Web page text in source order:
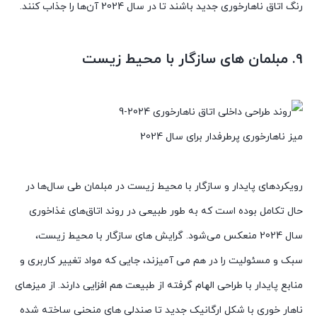
رنگ اتاق ناهارخوری جدید باشند تا در سال 2024 آن‌ها را جذاب کنند.
9. مبلمان های سازگار با محیط زیست
میز ناهارخوری پرطرفدار برای سال 2024
رویکردهای پایدار و سازگار با محیط زیست در مبلمان طی سال‌ها در
حال تکامل بوده است که به طور طبیعی در روند اتاق‌های غذاخوری
سال 2024 منعکس می‌شود. گرایش های سازگار با محیط زیست،
سبک و مسئولیت را در هم می آمیزند، جایی که مواد تغییر کاربری و
منابع پایدار با طراحی الهام گرفته از طبیعت هم افزایی دارند. از میزهای
ناهار خوری با شکل ارگانیک جدید تا صندلی های منحنی ساخته شده